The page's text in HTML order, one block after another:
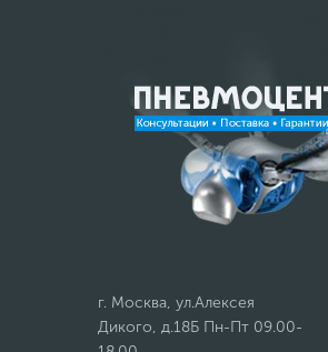
г. Москва, ул.Алексея
Дикого, д.18Б Пн-Пт 09.00-